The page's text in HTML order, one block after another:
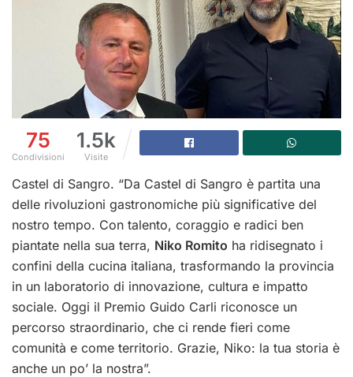
75
Condivisioni
1.5k
Visite
Castel di Sangro. “Da Castel di Sangro è partita una
delle rivoluzioni gastronomiche più significative del
nostro tempo. Con talento, coraggio e radici ben
piantate nella sua terra, Niko Romito ha ridisegnato i
confini della cucina italiana, trasformando la provincia
in un laboratorio di innovazione, cultura e impatto
sociale. Oggi il Premio Guido Carli riconosce un
percorso straordinario, che ci rende fieri come
comunità e come territorio. Grazie, Niko: la tua storia è
anche un po’ la nostra”.